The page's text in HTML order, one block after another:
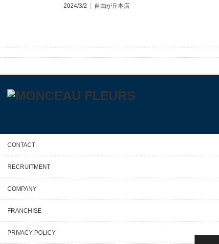
2024/3/2 自由が丘本店
CONTACT
RECRUITMENT
COMPANY
FRANCHISE
PRIVACY POLICY